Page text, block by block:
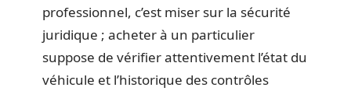
professionnel, c’est miser sur la sécurité
juridique ; acheter à un particulier
suppose de vérifier attentivement l’état du
véhicule et l’historique des contrôles